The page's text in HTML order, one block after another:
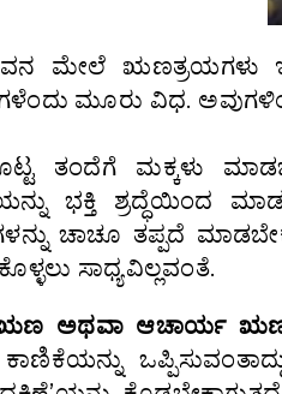
ಮೇಲೆ ಋಣತ್ರಯಗಳು
ಮೂರು ವಿಧ. ಅವುಗಳಿಂದ
ತಂದೆಗೆ ಮಕ್ಕಳು
ಭಕ್ತಿ ಶ್ರದ್ಧೆಯಿಂದ
ಚಾಚೂ ತಪ್ಪದೆ
ಸಾಧ್ಯವಿಲ್ಲವಂತೆ.
ಅಥವಾ ಆಚಾರ್ಯ